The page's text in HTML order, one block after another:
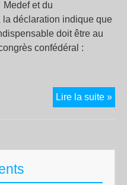
Medef et du
déclaration indique que
doit être au
confédéral :
Lire la suite »UD
92